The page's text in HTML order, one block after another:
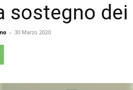
sostegno
- 30 Marzo 2020